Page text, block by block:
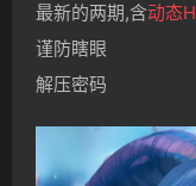
最新的两期,含动态H
谨防瞎眼
解压密码